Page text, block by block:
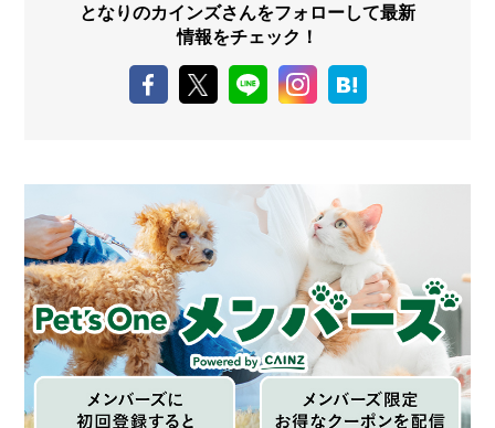
となりのカインズさんをフォローして最新
情報をチェック！